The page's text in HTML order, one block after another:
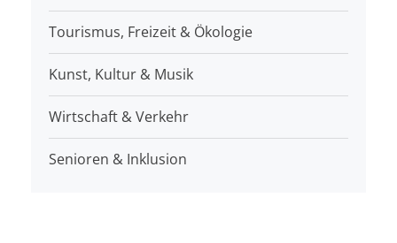
Tourismus, Freizeit & Ökologie
Kunst, Kultur & Musik
Wirtschaft & Verkehr
Senioren & Inklusion